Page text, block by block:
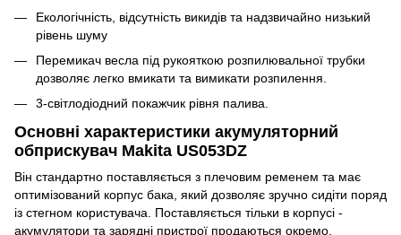
Екологічність, відсутність викидів та надзвичайно низький
рівень шуму
Перемикач весла під рукояткою розпилювальної трубки
дозволяє легко вмикати та вимикати розпилення.
3-світлодіодний покажчик рівня палива.
Основні характеристики акумуляторний
обприскувач Makita US053DZ
Він стандартно поставляється з плечовим ременем та має
оптимізований корпус бака, який дозволяє зручно сидіти поряд
із стегном користувача. Поставляється тільки в корпусі -
акумулятори та зарядні пристрої продаються окремо.